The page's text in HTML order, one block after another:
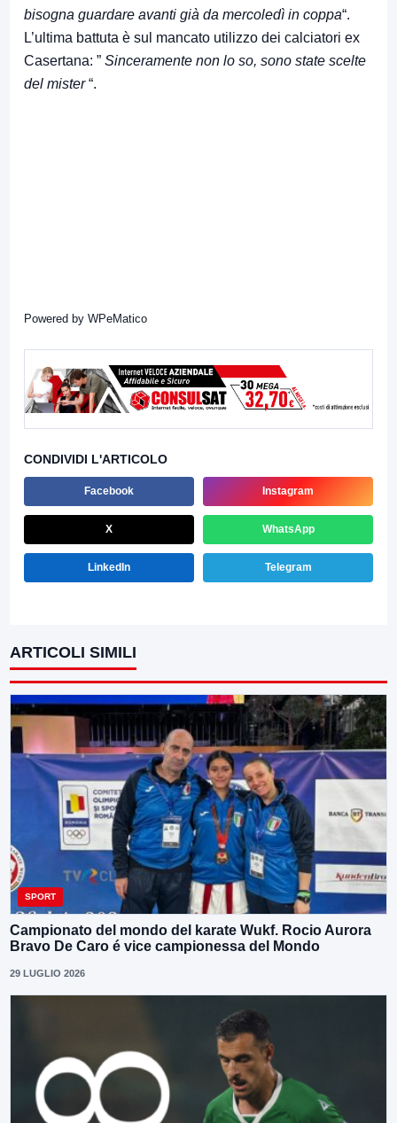
bisogna guardare avanti già da mercoledì in coppa“.
L’ultima battuta è sul mancato utilizzo dei calciatori ex
Casertana: ” Sinceramente non lo so, sono state scelte
del mister“.
Powered by WPeMatico
CONDIVIDI L'ARTICOLO
Facebook Instagram
X WhatsApp
LinkedIn Telegram
ARTICOLI SIMILI
SPORT
Campionato del mondo del karate Wukf. Rocio Aurora
Bravo De Caro é vice campionessa del Mondo
29 LUGLIO 2026